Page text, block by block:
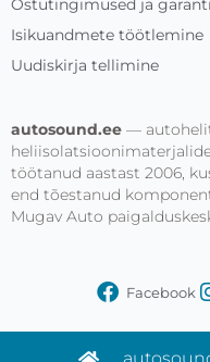
Isikuandmete töötlemine
Uudiskirja tellimine
autosound.ee —
töötanud aastast 2006,
end tõestanud
Mugav Auto
Facebook